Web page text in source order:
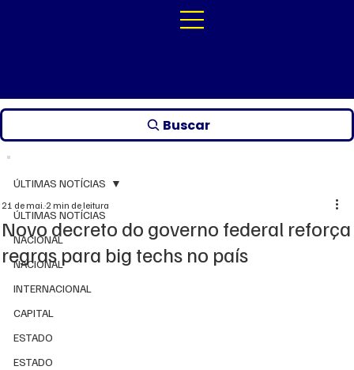
Buscar
ÚLTIMAS NOTÍCIAS
NACIONAL
NACIONAL
INTERNACIONAL
CAPITAL
ESTADO
ESTADO
ÚLTIMAS NOTÍCIAS
Novo decreto do governo federal reforça
regras para big techs no país
21 de mai.2 min de leitura